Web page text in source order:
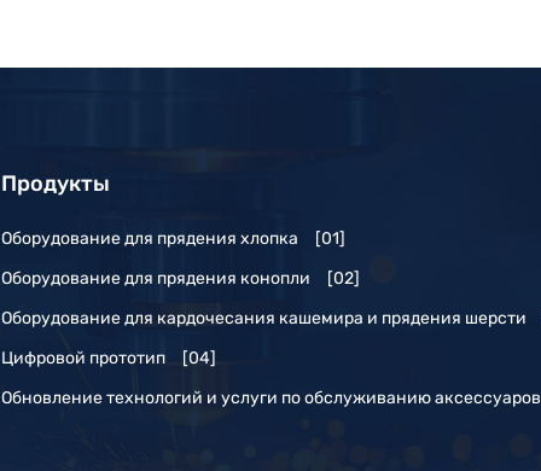
Продукты
Оборудование для прядения хлопка
[01]
Оборудование для прядения конопли
[02]
Оборудование для кардочесания кашемира и прядения шерсти
Цифровой прототип
[04]
Обновление технологий и услуги по обслуживанию аксессуаров